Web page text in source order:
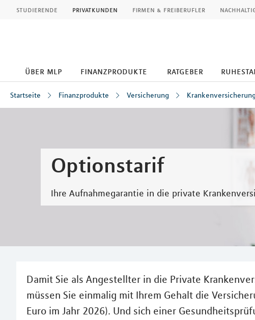
studierende privatkunden firmen & freiberufler
über mlp finanzprodukte ratgeber
Startseite Finanzprodukte Versicherung
Optionstarif
Ihre Aufnahmegarantie in die private
Damit Sie als Angestellter in die Private
müssen Sie einmalig mit Ihrem Gehalt die
Euro im Jahr 2026). Und sich einer